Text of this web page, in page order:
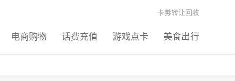
电商购物 话费充值 游戏点卡 美食出行
卡劵转让回收